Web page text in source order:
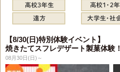
【8/30(日)特別体験イベント】
焼きたてスフレデザート製菓体験！
08月30日(日)～